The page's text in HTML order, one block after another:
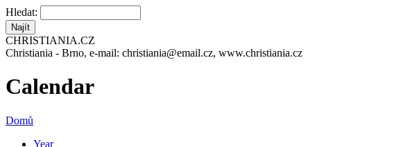
Hledat:
CHRISTIANIA.CZ
Christiania - Brno, e-mail: christiania@email.cz, www.christiania.cz
Calendar
Domů
Year